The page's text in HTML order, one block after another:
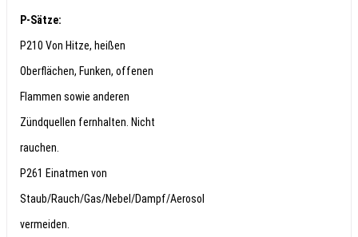
P-Sätze:
P210 Von Hitze, heißen
Oberflächen, Funken, offenen
Flammen sowie anderen
Zündquellen fernhalten. Nicht
rauchen.
P261 Einatmen von
Staub/Rauch/Gas/Nebel/Dampf/Aerosol
vermeiden.